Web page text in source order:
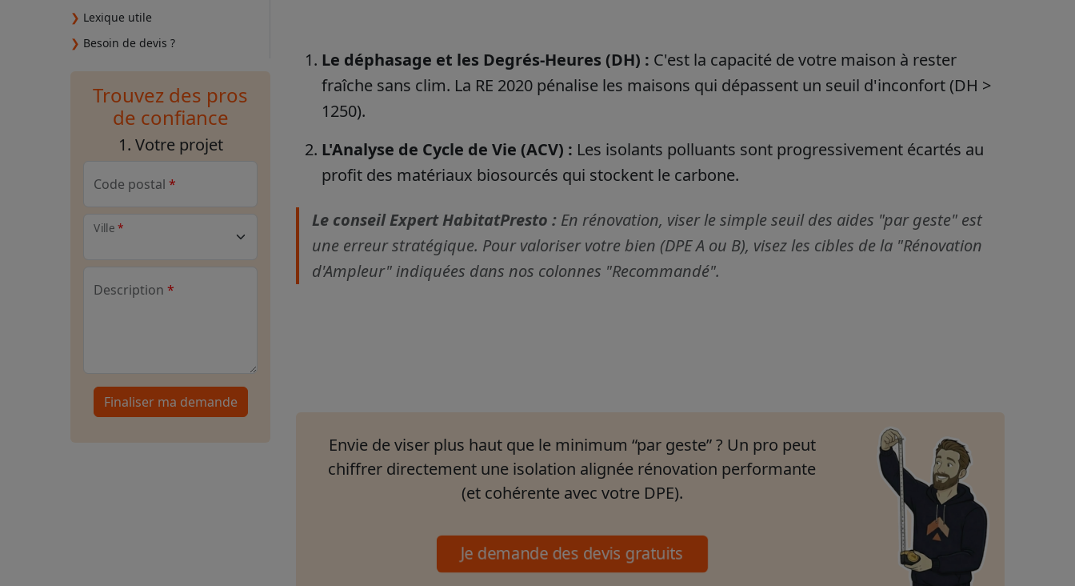
❯ Lexique utile
❯ Besoin de devis ?
Trouvez des pros
de confiance
1. Votre projet
Code postal
Ville
Description
Finaliser ma demande
Le déphasage et les Degrés-Heures (DH) : C'est la capacité de votre maison à rester
fraîche sans clim. La RE 2020 pénalise les maisons qui dépassent un seuil d'inconfort (DH >
1250).
L'Analyse de Cycle de Vie (ACV) : Les isolants polluants sont progressivement écartés au
profit des matériaux biosourcés qui stockent le carbone.
Le conseil Expert HabitatPresto : En rénovation, viser le simple seuil des aides "par geste" est
une erreur stratégique. Pour valoriser votre bien (DPE A ou B), visez les cibles de la "Rénovation
d'Ampleur" indiquées dans nos colonnes "Recommandé".
Envie de viser plus haut que le minimum “par geste” ? Un pro peut
chiffrer directement une isolation alignée rénovation performante
(et cohérente avec votre DPE).
Je demande des devis gratuits